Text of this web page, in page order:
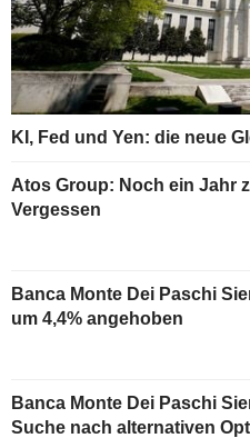
KI, Fed und Yen: die neue
Atos Group: Noch ein Jahr
Vergessen
Banca Monte Dei Paschi
um 4,4% angehoben
Banca Monte Dei Paschi
Suche nach alternativen